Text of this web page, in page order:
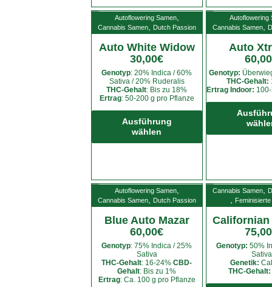
Die
Optionen
können
Produktseite
gewählt
werden
Autoflowering Samen,
Cannabis Samen, Dutch Passion
Auto White Widow
30,00€
Genotyp: 20% Indica / 60%
Sativa / 20% Ruderalis
THC-Gehalt: Bis zu 18%
Ertrag: 50-200 g pro Pflanze
Ausführung
wählen
weist
Die
Optionen
können
gewählt
werden
Autoflowering
Cannabis Samen,
Auto
60,00
Genotyp:
THC-Gehalt:
Ertrag Indoor:
Autoflowering Samen,
Cannabis Samen, Dutch Passion
Blue Auto Mazar
60,00€
Genotyp: 75% Indica / 25%
Sativa
THC-Gehalt: 16-24% CBD-
Gehalt: Bis zu 1%
Ertrag: Ca. 100 g pro Pflanze
Cannabis Samen,
Californian
75,00
Genotyp: 50%
Sativa
Genetik:
THC-Gehalt: